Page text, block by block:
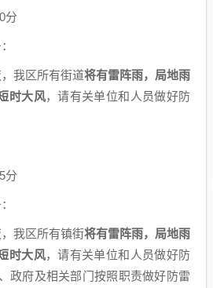
分
我区所有街道将有雷阵雨，局地雨
时大风，请有关单位和人员做好防
分
我区所有镇街将有雷阵雨，局地雨
时大风，请有关单位和人员做好防
政府及相关部门按照职责做好防雷